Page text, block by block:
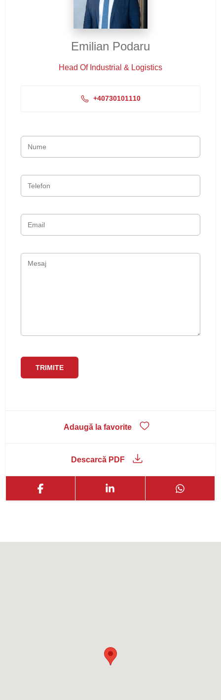
Emilian Podaru
Head Of Industrial & Logistics
+40730101110
Adaugă la favorite
Descarcă PDF